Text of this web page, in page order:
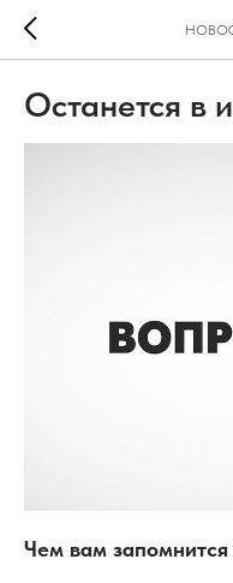
Останется в
Чем вам